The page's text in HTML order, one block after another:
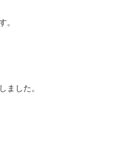
。
ました。